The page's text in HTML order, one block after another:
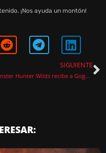
¡Nos ayuda un montón!
SIGUIENTE
Monster Hunter Wilds recibe a Gogmazios y armas artianas en su Actualización 4